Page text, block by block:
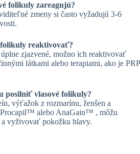
folikuly zareagujú?
zmeny si často vyžadujú 3-6
reaktivovať?
zjazvené, možno ich reaktivovať
látkami alebo terapiami, ako je PRP
posilniť vlasové folikuly?
výťažok z rozmarínu, ženšen a
Procapil™ alebo AnaGain™ , môžu
vyživovať pokožku hlavy.